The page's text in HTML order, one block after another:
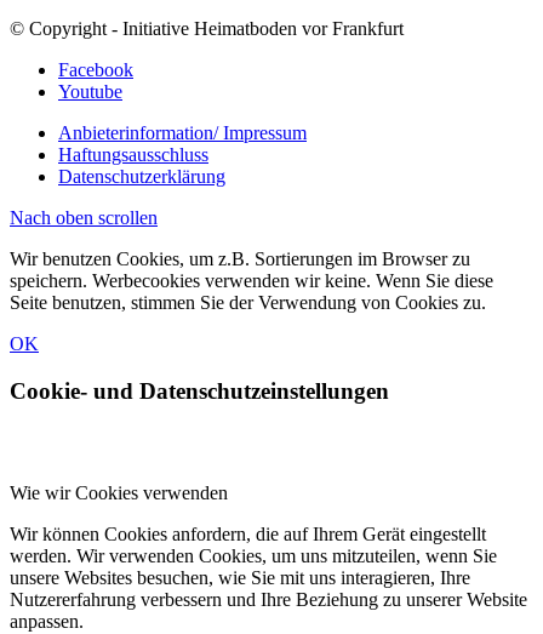
© Copyright - Initiative Heimatboden vor Frankfurt
Facebook
Youtube
Anbieterinformation/ Impressum
Haftungsausschluss
Datenschutzerklärung
Nach oben scrollen
Wir benutzen Cookies, um z.B. Sortierungen im Browser zu
speichern. Werbecookies verwenden wir keine. Wenn Sie diese
Seite benutzen, stimmen Sie der Verwendung von Cookies zu.
OK
Cookie- und Datenschutzeinstellungen
Wie wir Cookies verwenden
Wir können Cookies anfordern, die auf Ihrem Gerät eingestellt
werden. Wir verwenden Cookies, um uns mitzuteilen, wenn Sie
unsere Websites besuchen, wie Sie mit uns interagieren, Ihre
Nutzererfahrung verbessern und Ihre Beziehung zu unserer Website
anpassen.